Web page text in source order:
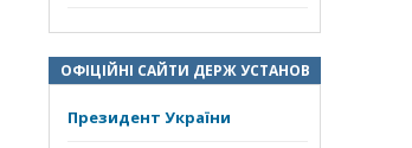
ОФІЦІЙНІ САЙТИ ДЕРЖ УСТАНОВ
Президент України